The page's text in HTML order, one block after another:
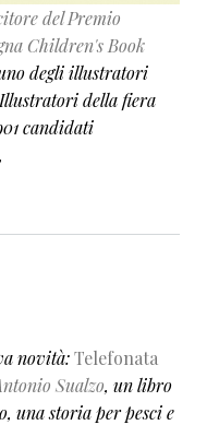
del Premio
Children's Book
degli illustratori
della fiera
candidati
novità:Telefonata
Sualzo, un libro
una storia per pesci e